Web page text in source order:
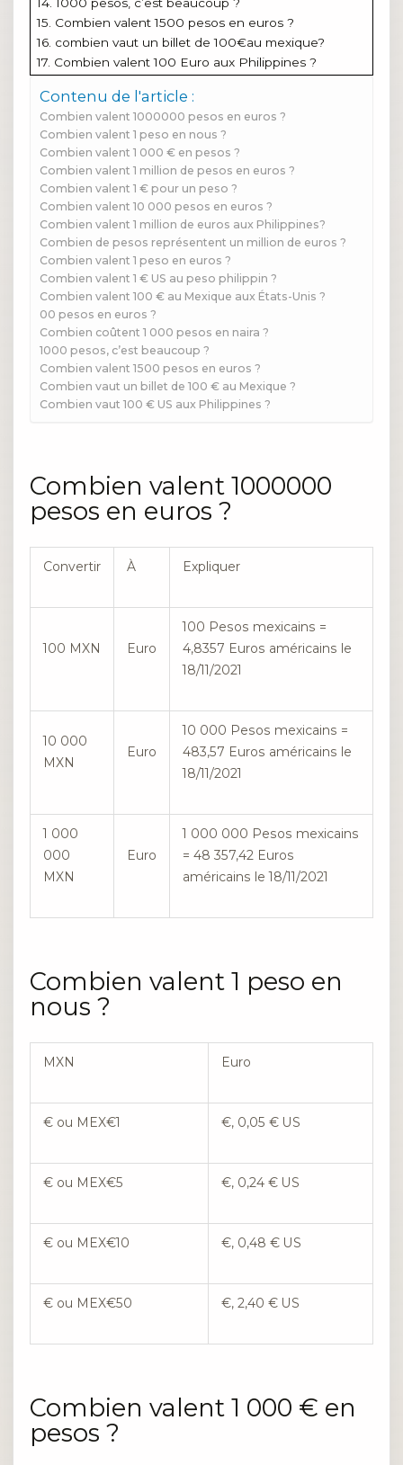
15. Combien valent 1500 pesos en euros ?
16. combien vaut un billet de 100€au mexique?
17. Combien valent 100 Euro aux Philippines ?
Contenu de l'article :
Combien valent 1000000 pesos en euros ?
Combien valent 1 peso en nous ?
Combien valent 1 000 € en pesos ?
Combien valent 1 million de pesos en euros ?
Combien valent 1 € pour un peso ?
Combien valent 10 000 pesos en euros ?
Combien valent 1 million de euros aux Philippines?
Combien de pesos représentent un million de euros ?
Combien valent 1 peso en euros ?
Combien valent 1 € US au peso philippin ?
Combien valent 100 € au Mexique aux États-Unis ?
00 pesos en euros ?
Combien coûtent 1 000 pesos en naira ?
1000 pesos, c’est beaucoup ?
Combien valent 1500 pesos en euros ?
Combien vaut un billet de 100 € au Mexique ?
Combien vaut 100 € US aux Philippines ?
Combien valent 1000000
pesos en euros ?
Convertir À Expliquer
100 MXN Euro
100 Pesos mexicains =
4,8357 Euros américains le
18/11/2021
10 000
MXN
Euro
10 000 Pesos mexicains =
483,57 Euros américains le
18/11/2021
1 000
000
MXN
Euro
1 000 000 Pesos mexicains
= 48 357,42 Euros
américains le 18/11/2021
Combien valent 1 peso en
nous ?
MXN Euro
€ ou MEX€1 €, 0,05 € US
€ ou MEX€5 €, 0,24 € US
€ ou MEX€10 €, 0,48 € US
€ ou MEX€50 €, 2,40 € US
Combien valent 1 000 € en
pesos ?